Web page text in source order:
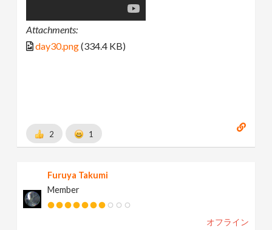
Attachments:
day30.png(334.4 KB)
2 1
Furuya Takumi
Member
オフライン